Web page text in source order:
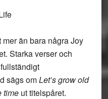
än bara några Joy
Starka verser och
sägs omLet’s grow old
timeut titelspåret.